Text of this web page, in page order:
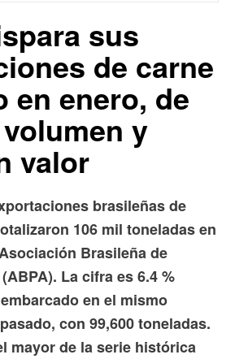
sus
de carne
en enero, de
y
valor
brasileñas de
106 mil toneladas en
Brasileña de
La cifra es 6.4 %
en el mismo
con 99,600 toneladas.
mayor de la serie histórica